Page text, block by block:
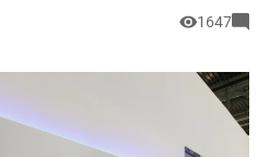
1647